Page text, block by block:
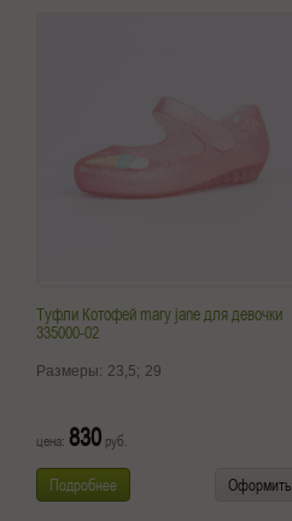
Туфли Котофей mary jane для девочки
335000-02
Размеры: 23,5; 29
цена: 830 руб.
Подробнее Оформить